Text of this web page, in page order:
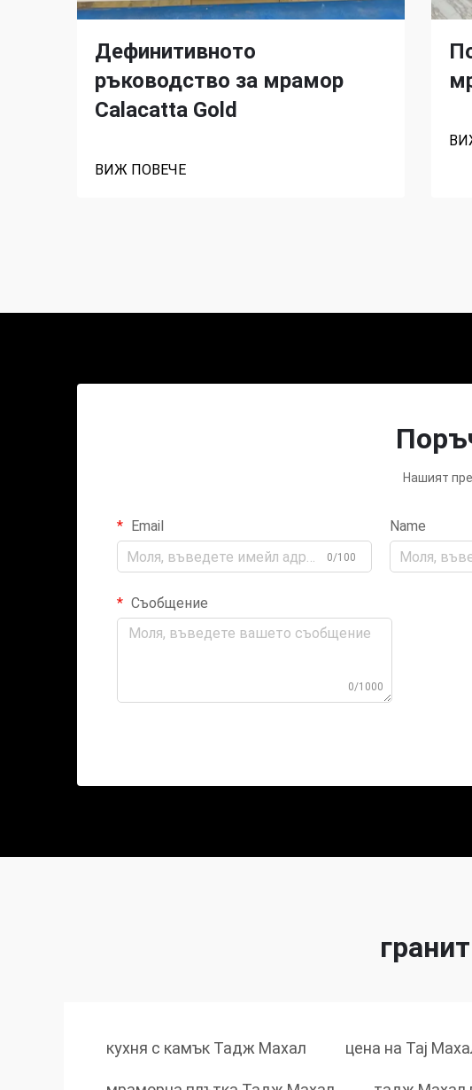
Дефинитивното
ръководство за мрамор
Calacatta Gold
ВИЖ ПОВЕЧЕ
Нашият
Email
0/100
Name
Съобщение
0/1000
кухня с камък Тадж Махал цена на Тај